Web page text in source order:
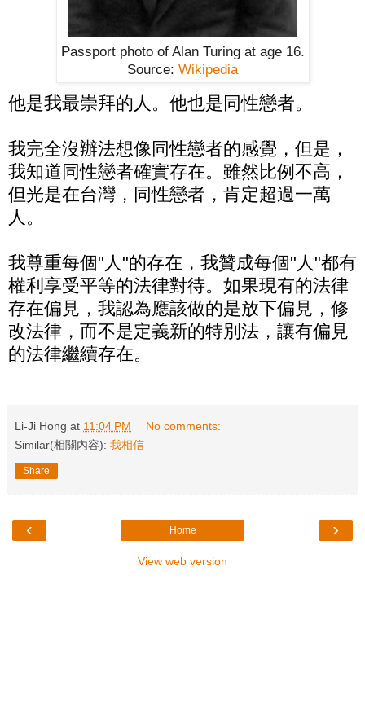
Passport photo of Alan Turing at age 16.
Source: Wikipedia
他是我最崇拜的人。他也是同性戀者。
我完全沒辦法想像同性戀者的感覺，但是，
我知道同性戀者確實存在。雖然比例不高，
但光是在台灣，同性戀者，肯定超過一萬
人。
我尊重每個"人"的存在，我贊成每個"人"都有
權利享受平等的法律對待。如果現有的法律
存在偏見，我認為應該做的是放下偏見，修
改法律，而不是定義新的特別法，讓有偏見
的法律繼續存在。
Li-Ji Hong at 11:04 PM
No comments:
Similar(相關內容): 我相信
Share
‹ ›
Home
View web version